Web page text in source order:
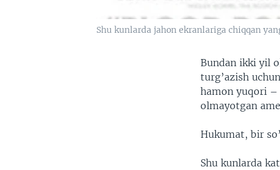
Shu kunlarda jahon ekranlariga chiqqan
Bundan ikki yil
turg’azish
hamon yuqori
olmayotgan
Hukumat, bir
Shu kunlarda